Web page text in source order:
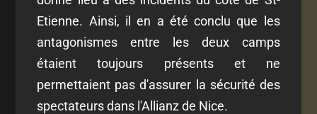
Etienne. Ainsi, il en a été conclu que les
antagonismes entre les deux camps
étaient toujours présents et ne
permettaient pas d'assurer la sécurité des
spectateurs dans l'Allianz de Nice.